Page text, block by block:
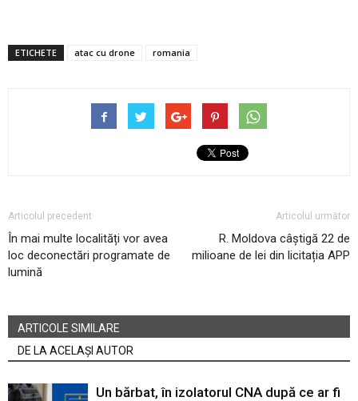
ETICHETE atac cu drone romania
Articolul precedent
În mai multe localități vor avea
loc deconectări programate de
lumină
Articolul următor
R. Moldova câștigă 22 de
milioane de lei din licitația APP
ARTICOLE SIMILARE
DE LA ACELAȘI AUTOR
Un bărbat, în izolatorul CNA după ce ar fi